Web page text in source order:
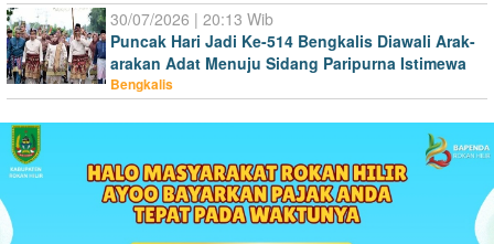
30/07/2026 | 20:13 Wib
Puncak Hari Jadi Ke-514 Bengkalis Diawali Arak-
arakan Adat Menuju Sidang Paripurna Istimewa
Bengkalis